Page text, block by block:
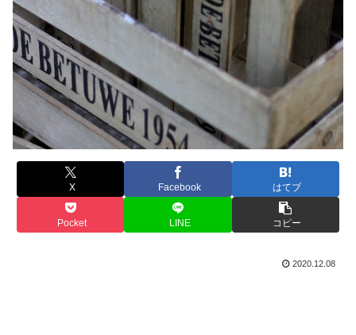
X Facebook はてブ
Pocket LINE コピー
2020.12.08